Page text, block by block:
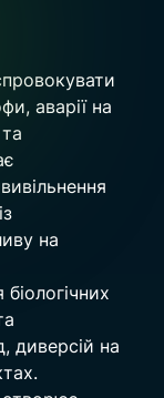
аварії на
на
диверсій на